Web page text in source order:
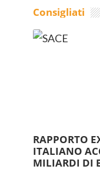
Consigliati
RAPPORTO
ITALIANO
MILIARDI DI